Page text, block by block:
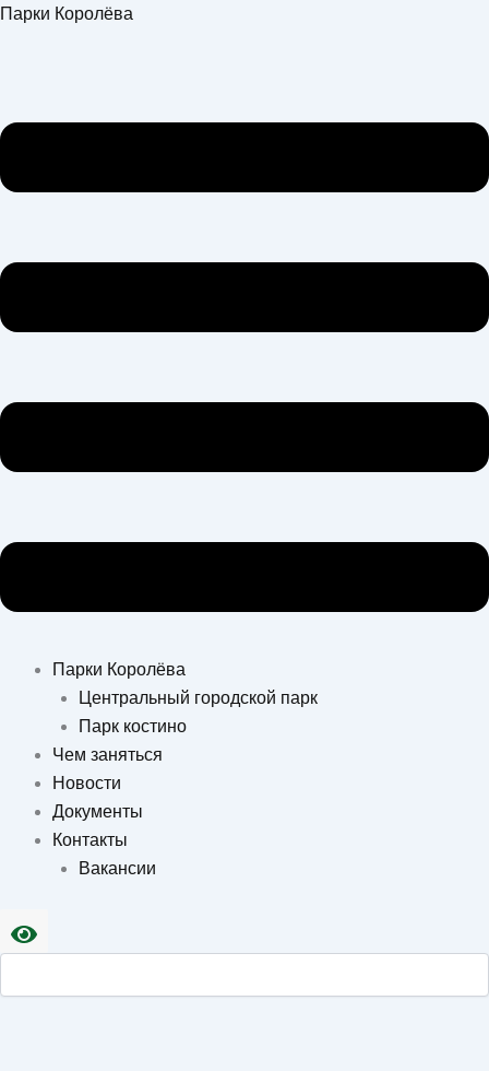
Перейти
Парки Королёва
Меню
Парки Королёва
Центральный городской парк
Парк костино
Чем заняться
Новости
Документы
Контакты
Вакансии